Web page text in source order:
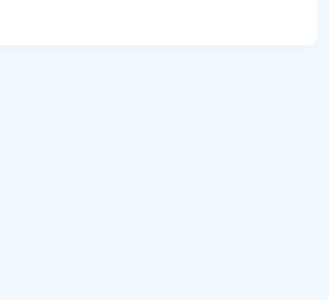
po segment premium.✔